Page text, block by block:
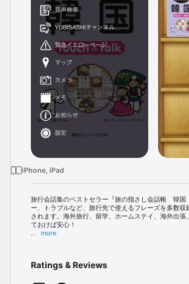
iPhone, iPad
旅行会話集のベストセラー『旅の指さし会話帳　韓
ー、トラブルなど、旅行先で使えるフレーズを多数
されます。海外旅行、留学、ホームステイ、海外出
ておけば安心！
■親しみやすいイラストつき！
more
Ratings & Reviews